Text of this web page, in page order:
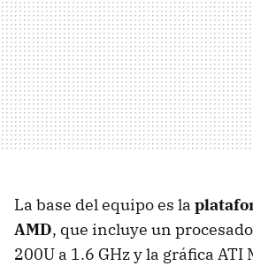
La base del equipo es la
AMD, que incluye un
200U a 1.6 GHz y la gráfica ATI